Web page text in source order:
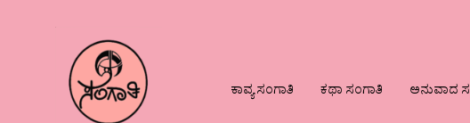
ಕಾವ್ಯ ಸಂಗಾತಿ ಕಥಾ ಸಂಗಾತಿ ಅನುವಾದ